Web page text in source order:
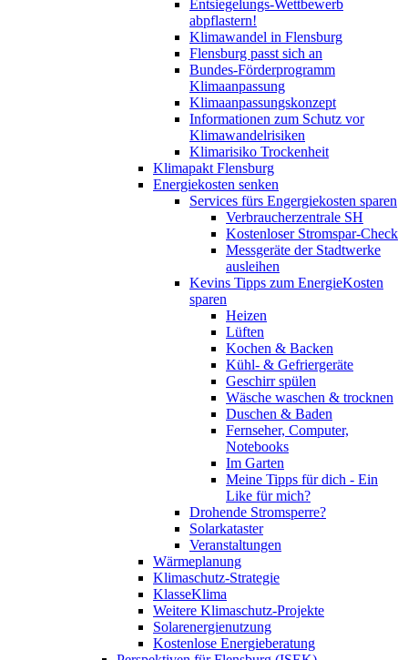
Entsiegelungs-Wettbewerb
abpflastern!
Klimawandel in Flensburg
Flensburg passt sich an
Bundes-Förderprogramm
Klimaanpassung
Klimaanpassungskonzept
Informationen zum Schutz vor
Klimawandelrisiken
Klimarisiko Trockenheit
Klimapakt Flensburg
Energiekosten senken
Services fürs Engergiekosten sparen
Verbraucherzentrale SH
Kostenloser Stromspar-Check
Messgeräte der Stadtwerke
ausleihen
Kevins Tipps zum EnergieKosten
sparen
Heizen
Lüften
Kochen & Backen
Kühl- & Gefriergeräte
Geschirr spülen
Wäsche waschen & trocknen
Duschen & Baden
Fernseher, Computer,
Notebooks
Im Garten
Meine Tipps für dich - Ein
Like für mich?
Drohende Stromsperre?
Solarkataster
Veranstaltungen
Wärmeplanung
Klimaschutz-Strategie
KlasseKlima
Weitere Klimaschutz-Projekte
Solarenergienutzung
Kostenlose Energieberatung